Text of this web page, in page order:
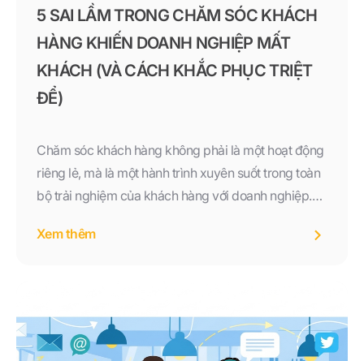
5 SAI LẦM TRONG CHĂM SÓC KHÁCH
HÀNG KHIẾN DOANH NGHIỆP MẤT
KHÁCH (VÀ CÁCH KHẮC PHỤC TRIỆT
ĐỂ)
Chăm sóc khách hàng không phải là một hoạt động
riêng lẻ, mà là một hành trình xuyên suốt trong toàn
bộ trải nghiệm của khách hàng với doanh nghiệp.
hóa, bỏ quên sau bán, xử lý khiếu nại kém hay
Xem thêm